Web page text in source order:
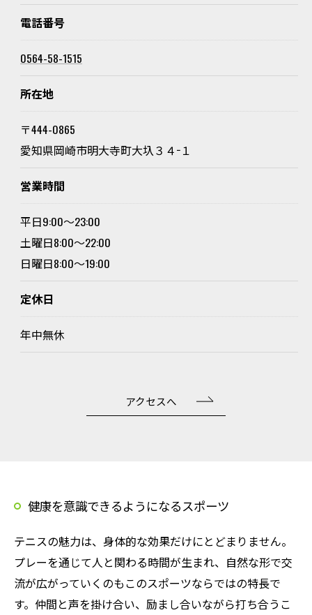
電話番号
0564-58-1515
所在地
〒444-0865
愛知県岡崎市明大寺町大圦３４−１
営業時間
平日9:00～23:00
土曜日8:00～22:00
日曜日8:00～19:00
定休日
年中無休
アクセスへ
健康を意識できるようになるスポーツ
テニスの魅力は、身体的な効果だけにとどまりません。
プレーを通じて人と関わる時間が生まれ、自然な形で交
流が広がっていくのもこのスポーツならではの特長で
す。仲間と声を掛け合い、励まし合いながら打ち合うこ